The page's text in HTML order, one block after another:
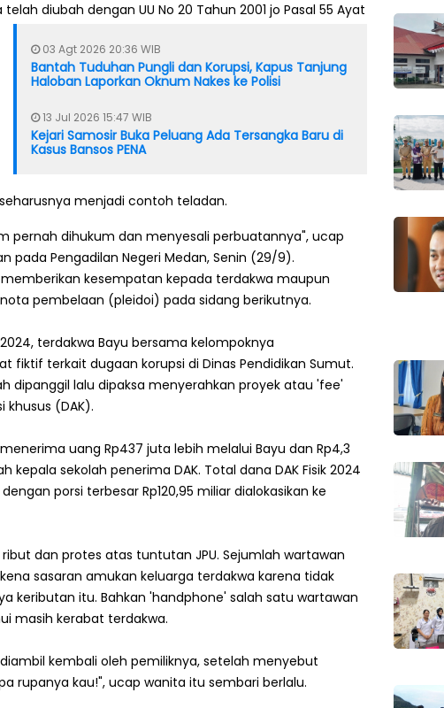
diubah dengan UU No 20 Tahun 2001 jo Pasal 55 Ayat
03 Agt 2026 20:36 WIB
Bantah Tuduhan Pungli dan Korupsi, Kapus Tanjung
Haloban Laporkan Oknum Nakes ke Polisi
13 Jul 2026 15:47 WIB
Kejari Samosir Buka Peluang Ada Tersangka Baru di
Kasus Bansos PENA
menjadi contoh teladan.
pernah dihukum dan menyesali perbuatannya", ucap
pada Pengadilan Negeri Medan, Senin (29/9).
kesempatan kepada terdakwa maupun
pembelaan (pleidoi) pada sidang berikutnya.
terdakwa Bayu bersama kelompoknya
fiktif terkait dugaan korupsi di Dinas Pendidikan Sumut.
dipanggil lalu dipaksa menyerahkan proyek atau 'fee'
khusus (DAK).
uang Rp437 juta lebih melalui Bayu dan Rp4,3
sekolah penerima DAK. Total dana DAK Fisik 2024
porsi terbesar Rp120,95 miliar dialokasikan ke
dan protes atas tuntutan JPU. Sejumlah wartawan
sasaran amukan keluarga terdakwa karena tidak
keributan itu. Bahkan 'handphone' salah satu wartawan
masih kerabat terdakwa.
kembali oleh pemiliknya, setelah menyebut
rupanya kau!", ucap wanita itu sembari berlalu.